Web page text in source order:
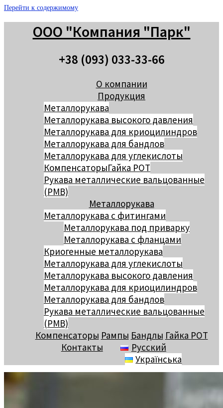
Перейти к содержимому
ООО "Компания "Парк"
+38 (093) 033-33-66
О компании
Продукция
Металлорукава
Металлорукава высокого давления
Металлорукава для криоцилиндров
Металлорукава для бандлов
Металлорукава для углекислоты
КомпенсаторыГайка РОТ
Рукава металлические вальцованные
(РМВ)
Металлорукава
Металлорукава с фитингами
Металлорукава под приварку
Металлорукава с фланцами
Криогенные металлорукава
Металлорукава для углекислоты
Металлорукава высокого давления
Металлорукава для криоцилиндров
Металлорукава для бандлов
Рукава металлические вальцованные
(РМВ)
Компенсаторы Рампы Бандлы Гайка РОТ
Контакты
Русский
Українська